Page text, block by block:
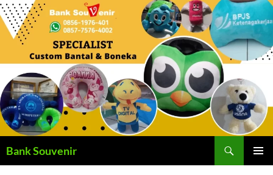
Langsung
ke
Bank Souvenir